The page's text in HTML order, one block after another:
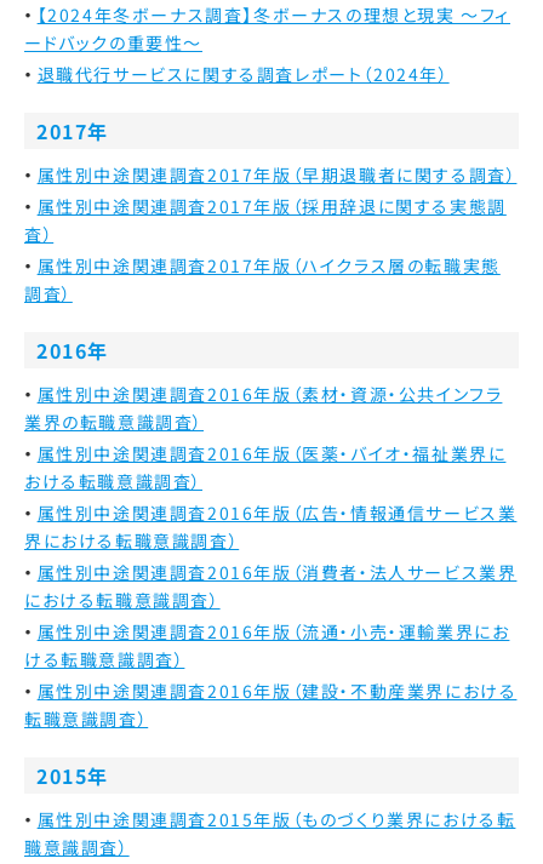
【2024年冬ボーナス調査】冬ボーナスの理想と現実 ～フィ
ードバックの重要性～
退職代行サービスに関する調査レポート（2024年）
2017年
属性別中途関連調査2017年版（早期退職者に関する調査）
属性別中途関連調査2017年版（採用辞退に関する実態調
査）
属性別中途関連調査2017年版（ハイクラス層の転職実態
調査）
2016年
属性別中途関連調査2016年版（素材・資源・公共インフラ
業界の転職意識調査）
属性別中途関連調査2016年版（医薬・バイオ・福祉業界に
おける転職意識調査）
属性別中途関連調査2016年版（広告・情報通信サービス業
界における転職意識調査）
属性別中途関連調査2016年版（消費者・法人サービス業界
における転職意識調査）
属性別中途関連調査2016年版（流通・小売・運輸業界にお
ける転職意識調査）
属性別中途関連調査2016年版（建設・不動産業界における
転職意識調査）
2015年
属性別中途関連調査2015年版（ものづくり業界における転
職意識調査）